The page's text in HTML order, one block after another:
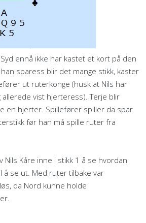
ennå ikke har kastet et kort på den
sparess blir det mange stikk, kaster
ut ruterkonge (husk at Nils har
vist hjerteress). Terje blir
en hjerter. Spillefører spiller da spar
før han må spille ruter fra
Kåre inne i stikk 1 å se hvordan
å se ut. Med ruter tilbake var
da Nord kunne holde